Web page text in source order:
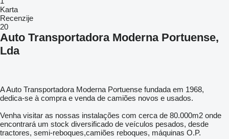
Karta
Recenzije
20
Auto Transportadora Moderna Portuense,
Lda
A Auto Transportadora Moderna Portuense fundada em 1968,
dedica-se à compra e venda de camiões novos e usados.
Venha visitar as nossas instalações com cerca de 80.000m2 onde
encontrará um stock diversificado de veículos pesados, desde
tractores, semi-reboques,camiões reboques, máquinas O.P.